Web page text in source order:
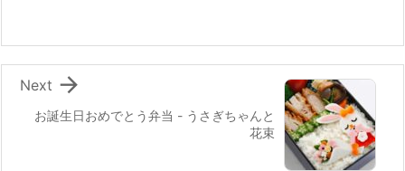
o
k
お誕生日おめでとう弁当 - うさぎちゃんと
花束

Next